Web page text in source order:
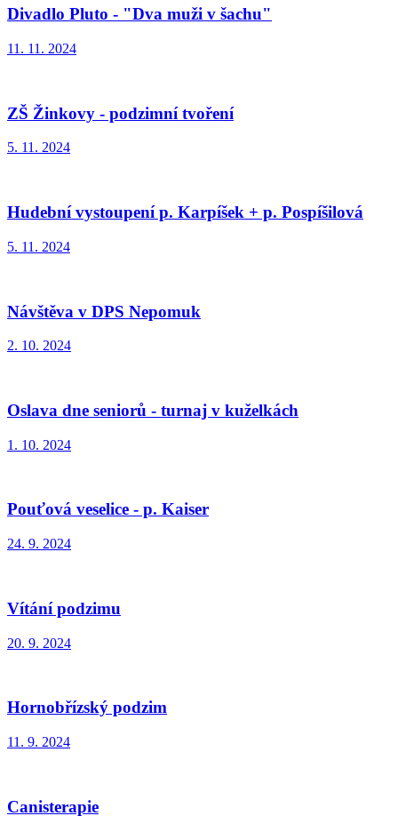
Divadlo Pluto - "Dva muži v šachu"
11. 11. 2024
ZŠ Žinkovy - podzimní tvoření
5. 11. 2024
Hudební vystoupení p. Karpíšek + p. Pospíšilová
5. 11. 2024
Návštěva v DPS Nepomuk
2. 10. 2024
Oslava dne seniorů - turnaj v kuželkách
1. 10. 2024
Pouťová veselice - p. Kaiser
24. 9. 2024
Vítání podzimu
20. 9. 2024
Hornobřízský podzim
11. 9. 2024
Canisterapie